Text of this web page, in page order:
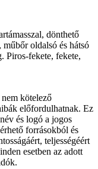
dönthető
oldalsó és hátsó
Piros-fekete, fekete,
kötelező
előfordulhatnak. Ez
és logó a jogos
forrásokból és
teljességéért
esetben az adott